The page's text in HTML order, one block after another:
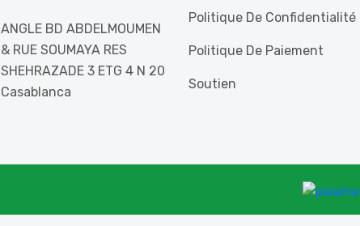
ANGLE BD ABDELMOUMEN
& RUE SOUMAYA RES
SHEHRAZADE 3 ETG 4 N 20
Casablanca
Politique De Confidentialité
Politique De Paiement
Soutien